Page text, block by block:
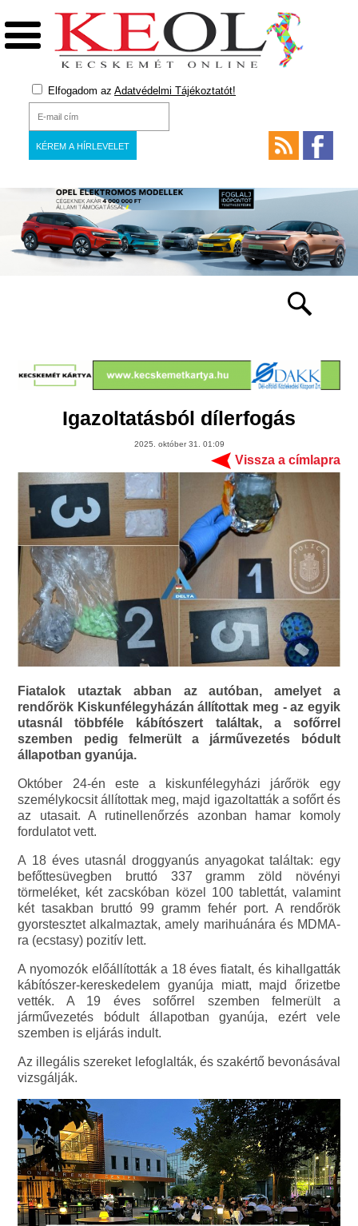
Elfogadom az Adatvédelmi Tájékoztatót!
Igazoltatásból dílerfogás
2025. október 31. 01:09
Vissza a címlapra
Fiatalok utaztak abban az autóban, amelyet a
rendőrök Kiskunfélegyházán állítottak meg - az egyik
utasnál többféle kábítószert találtak, a sofőrrel
szemben pedig felmerült a járművezetés bódult
állapotban gyanúja.
Október 24-én este a kiskunfélegyházi járőrök egy
személykocsit állítottak meg, majd igazoltatták a sofőrt és
az utasait. A rutinellenőrzés azonban hamar komoly
fordulatot vett.
A 18 éves utasnál droggyanús anyagokat találtak: egy
befőttesüvegben bruttó 337 gramm zöld növényi
törmeléket, két zacskóban közel 100 tablettát, valamint
két tasakban bruttó 99 gramm fehér port. A rendőrök
gyorstesztet alkalmaztak, amely marihuánára és MDMA-
ra (ecstasy) pozitív lett.
A nyomozók előállították a 18 éves fiatalt, és kihallgatták
kábítószer-kereskedelem gyanúja miatt, majd őrizetbe
vették. A 19 éves sofőrrel szemben felmerült a
járművezetés bódult állapotban gyanúja, ezért vele
szemben is eljárás indult.
Az illegális szereket lefoglalták, és szakértő bevonásával
vizsgálják.